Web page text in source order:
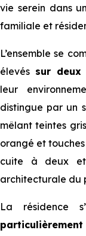
vie serein dans
familiale et
L’ensemble se
élevés sur deux
leur
distingue par un
mêlant teintes
orangé et
cuite à deux et
architecturale du
La résidence